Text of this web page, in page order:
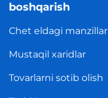
boshqarish
Chet eldagi manzillar
Mustaqil xaridlar
Tovarlarni sotib olish